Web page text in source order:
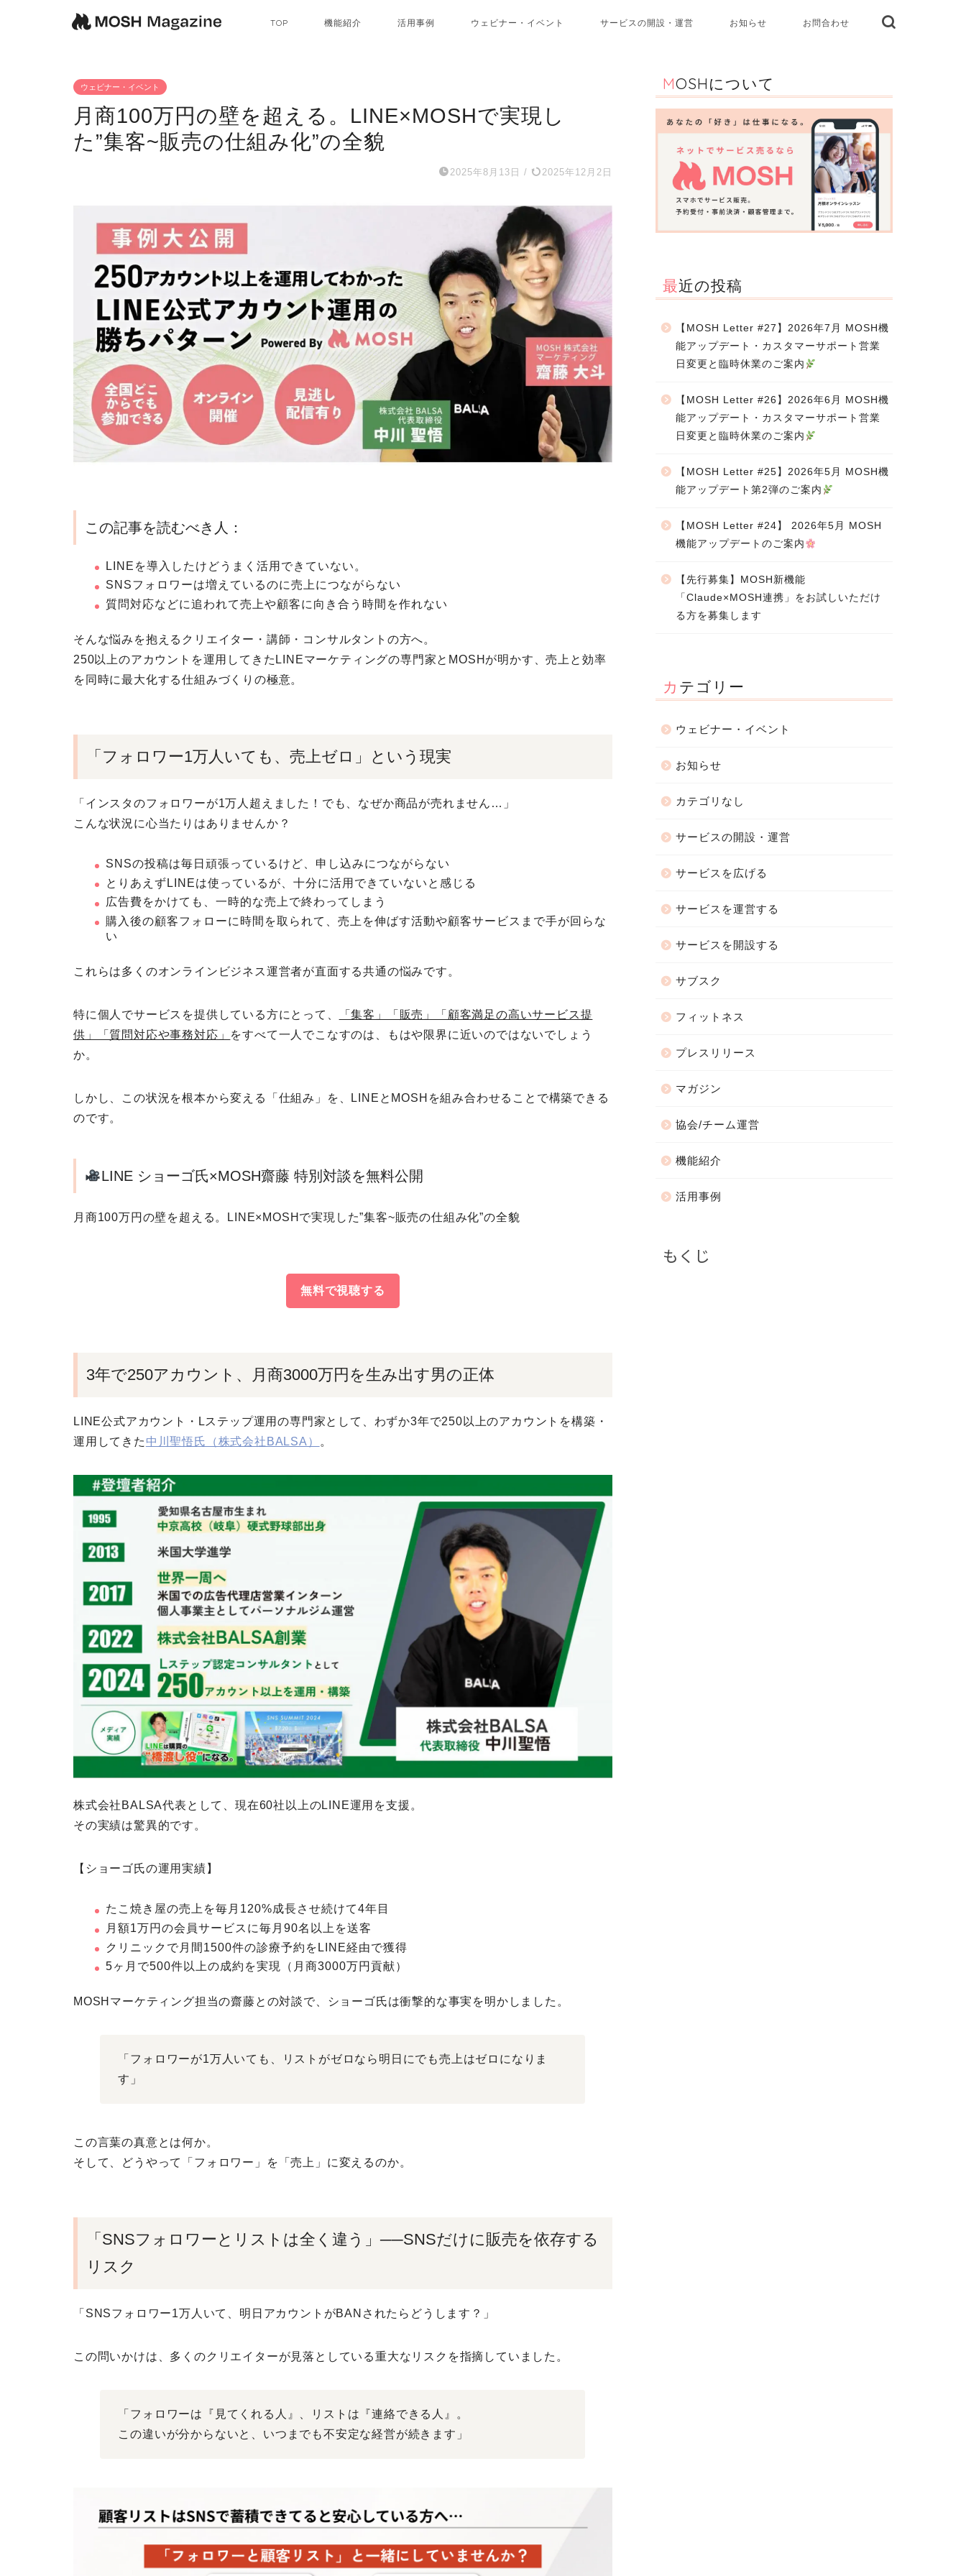
TOP 機能紹介 活用事例 ウェビナー・イベント サービスの開設・運営 お知らせ お問合わせ
ウェビナー・イベント
月商100万円の壁を超える。LINE×MOSHで実現し
た”集客~販売の仕組み化”の全貌
2025年8月13日 / 2025年12月2日
この記事を読むべき人：
LINEを導入したけどうまく活用できていない。
SNSフォロワーは増えているのに売上につながらない
質問対応などに追われて売上や顧客に向き合う時間を作れない
そんな悩みを抱えるクリエイター・講師・コンサルタントの方へ。
250以上のアカウントを運用してきたLINEマーケティングの専門家とMOSHが明かす、売上と効率
を同時に最大化する仕組みづくりの極意。
「フォロワー1万人いても、売上ゼロ」という現実
「インスタのフォロワーが1万人超えました！でも、なぜか商品が売れません…」
こんな状況に心当たりはありませんか？
SNSの投稿は毎日頑張っているけど、申し込みにつながらない
とりあえずLINEは使っているが、十分に活用できていないと感じる
広告費をかけても、一時的な売上で終わってしまう
購入後の顧客フォローに時間を取られて、売上を伸ばす活動や顧客サービスまで手が回らな
い
これらは多くのオンラインビジネス運営者が直面する共通の悩みです。
特に個人でサービスを提供している方にとって、
「集客」「販売」「顧客満足の高いサービス提
供」「質問対応や事務対応」 をすべて一人でこなすのは、もはや限界に近いのではないでしょう
か。
しかし、この状況を根本から変える「仕組み」を、LINEとMOSHを組み合わせることで構築できる
のです。
LINE ショーゴ氏×MOSH齋藤 特別対談を無料公開
月商100万円の壁を超える。LINE×MOSHで実現した”集客~販売の仕組み化”の全貌
無料で視聴する
3年で250アカウント、月商3000万円を生み出す男の正体
LINE公式アカウント・Lステップ運用の専門家として、わずか3年で250以上のアカウントを構築・
運用してきた 中川聖悟氏（株式会社BALSA） 。
株式会社BALSA代表として、現在60社以上のLINE運用を支援。
その実績は驚異的です。
【ショーゴ氏の運用実績】
たこ焼き屋の売上を毎月120%成長させ続けて4年目
月額1万円の会員サービスに毎月90名以上を送客
クリニックで月間1500件の診療予約をLINE経由で獲得
5ヶ月で500件以上の成約を実現（月商3000万円貢献）
MOSHマーケティング担当の齋藤との対談で、ショーゴ氏は衝撃的な事実を明かしました。
「フォロワーが1万人いても、リストがゼロなら明日にでも売上はゼロになりま
す」
この言葉の真意とは何か。
そして、
どうやって「フォロワー」を「売上」に変えるのか。
「SNSフォロワーとリストは全く違う」──SNSだけに販売を依存する
リスク
「SNSフォロワー1万人いて、明日アカウントがBANされたらどうします？」
この問いかけは、多くのクリエイターが見落としている重大なリスクを指摘していました。
「フォロワーは『見てくれる人』、リストは『連絡できる人』。
この違いが分からないと、いつまでも不安定な経営が続きます」
MOSHについて
最近の投稿
【MOSH Letter #27】2026年7月 MOSH機
能アップデート・カスタマーサポート営業
日変更と臨時休業のご案内
【MOSH Letter #26】2026年6月 MOSH機
能アップデート・カスタマーサポート営業
日変更と臨時休業のご案内
【MOSH Letter #25】2026年5月 MOSH機
能アップデート第2弾のご案内
【MOSH Letter #24】 2026年5月 MOSH
機能アップデートのご案内
【先行募集】MOSH新機能
「Claude×MOSH連携」をお試しいただけ
る方を募集します
カテゴリー
ウェビナー・イベント
お知らせ
カテゴリなし
サービスの開設・運営
サービスを広げる
サービスを運営する
サービスを開設する
サブスク
フィットネス
プレスリリース
マガジン
協会/チーム運営
機能紹介
活用事例
もくじ